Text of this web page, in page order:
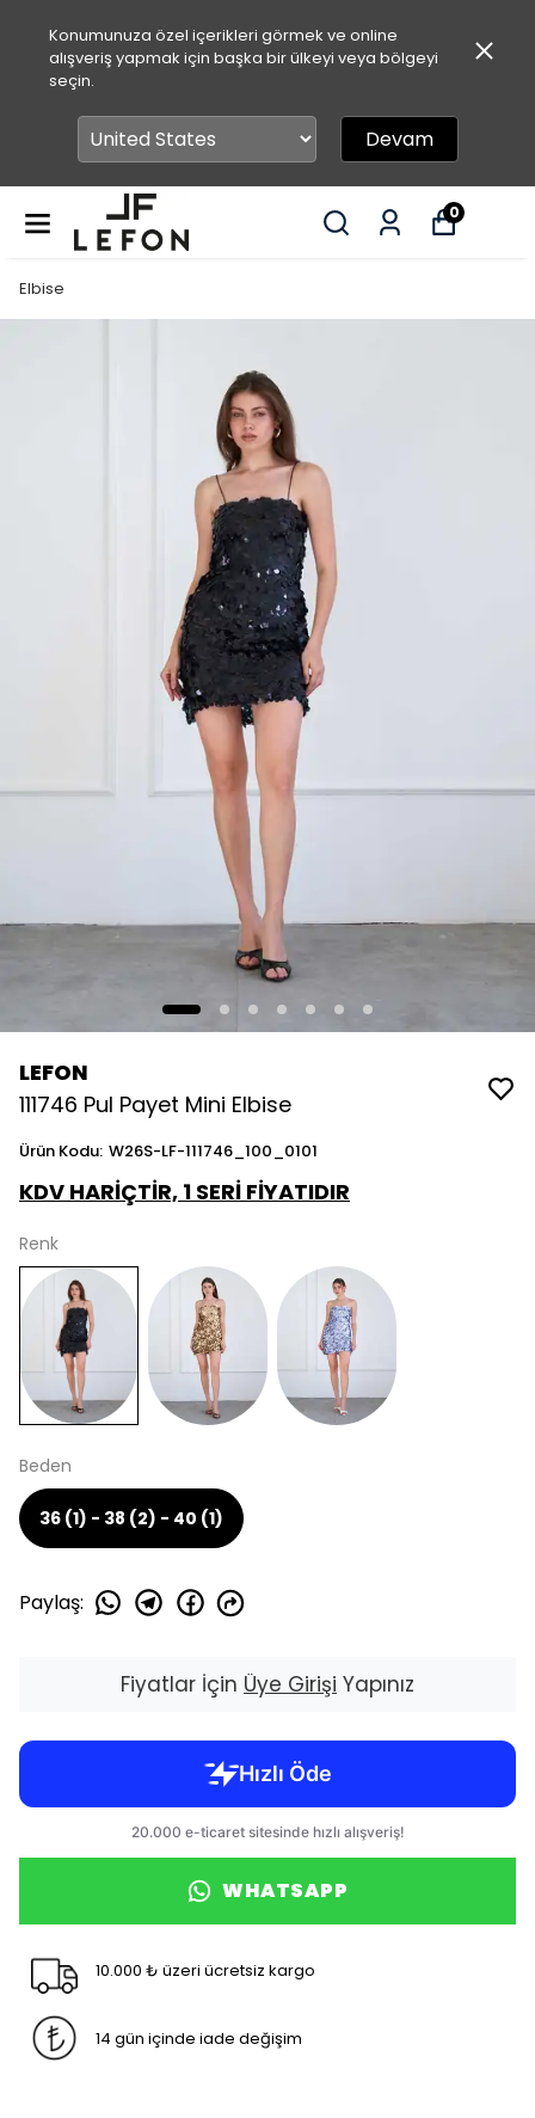
Konumunuza özel içerikleri görmek ve online
alışveriş yapmak için başka bir ülkeyi veya bölgeyi
seçin.
Devam
0
Elbise
LEFON
111746 Pul Payet Mini Elbise
Ürün Kodu: W26S-LF-111746_100_0101
KDV HARİÇTİR, 1 SERİ FİYATIDIR
Renk
Beden
36 (1) - 38 (2) - 40 (1)
Paylaş:
Fiyatlar İçin Üye Girişi Yapınız
WHATSAPP
10.000 ₺ üzeri ücretsiz kargo
14 gün içinde iade değişim